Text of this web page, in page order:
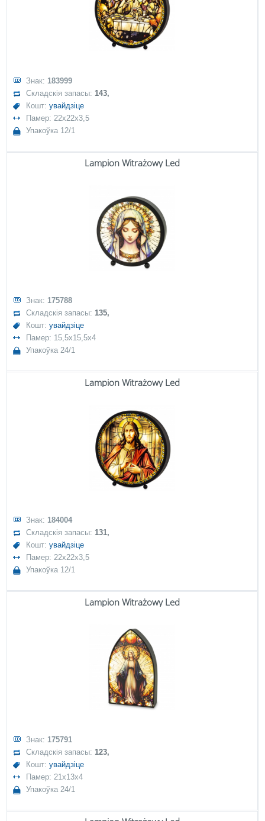
Знак: 183999
Складскія запасы:143,
Кошт:увайдзіце
Памер: 22x22x3,5
Упакоўка 12/1
Lampion Witrażowy Led
Знак: 175788
Складскія запасы:135,
Кошт:увайдзіце
Памер: 15,5x15,5x4
Упакоўка 24/1
Lampion Witrażowy Led
Знак: 184004
Складскія запасы:131,
Кошт:увайдзіце
Памер: 22x22x3,5
Упакоўка 12/1
Lampion Witrażowy Led
Знак: 175791
Складскія запасы:123,
Кошт:увайдзіце
Памер: 21x13x4
Упакоўка 24/1